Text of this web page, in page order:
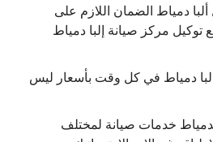
دمياط الضمان اللازم على
توكيل مركز صيانة إلبا دمياط
دمياط في كل وقت بأسعار ليس
خدمات صيانة لمختلف